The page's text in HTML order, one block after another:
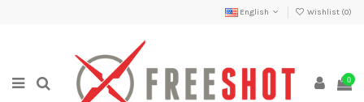
English Wishlist (0)
0